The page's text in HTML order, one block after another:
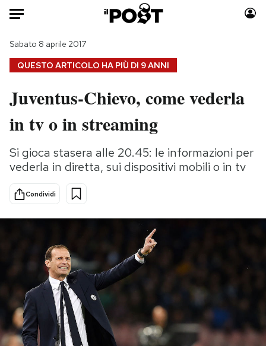
HOME
Italia
Politica
Tecnologia
Internet
Scienza
Cultura
Economia
Moda
Consumismi
Storie/Idee
Ok Boomer!
Altrecose
Mondiali calcio 2026
PODCAST
NEWSLETTER
QUESTO ARTICOLO HA PIÙ DI 9 ANNI
Sabato 8 aprile 2017
Juventus-Chievo, come vederla
in tv o in streaming
Si gioca stasera alle 20.45: le informazioni per
vederla in diretta, sui dispositivi mobili o in tv
Condividi